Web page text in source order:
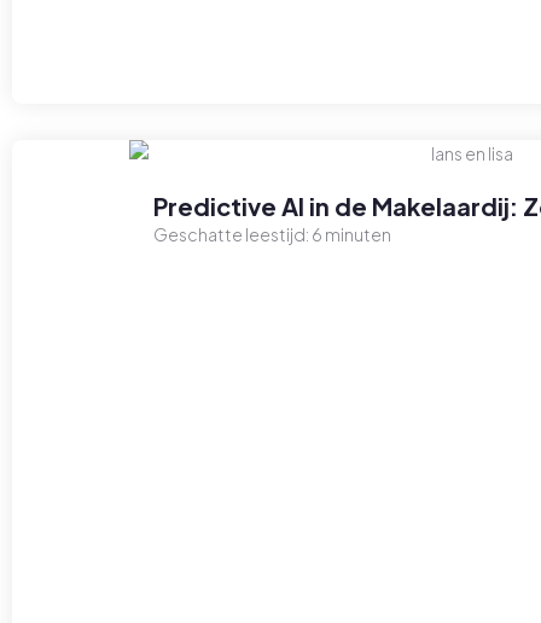
Predictive AI in de Makelaardij:
Geschatte leestijd: 6 minuten